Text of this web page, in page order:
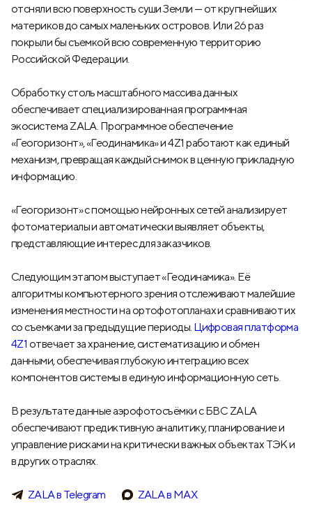
отсняли всю поверхность суши Земли — от крупнейших
материков до самых маленьких островов. Или 26 раз
покрыли бы съемкой всю современную территорию
Российской Федерации.
Обработку столь масштабного массива данных
обеспечивает специализированная программная
экосистема ZALA. Программное обеспечение
«Геогоризонт», «Геодинамика» и 4Z1 работают как единый
механизм, превращая каждый снимок в ценную прикладную
информацию.
«Геогоризонт» с помощью нейронных сетей анализирует
фотоматериалы и автоматически выявляет объекты,
представляющие интерес для заказчиков.
Следующим этапом выступает «Геодинамика». Её
алгоритмы компьютерного зрения отслеживают малейшие
изменения местности на ортофотопланах и сравнивают их
со съемками за предыдущие периоды. Цифровая платформа
4Z1 отвечает за хранение, систематизацию и обмен
данными, обеспечивая глубокую интеграцию всех
компонентов системы в единую информационную сеть.
В результате данные аэрофотосъёмки с БВС ZALA
обеспечивают предиктивную аналитику, планирование и
управление рисками на критически важных объектах ТЭК и
в других отраслях.
ZALA в Telegram ZALA в МАХ